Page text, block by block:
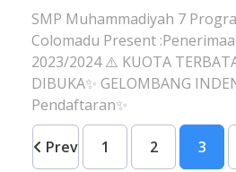
SMP Muhammadiyah 7
Colomadu Present
2023/2024 ⚠️ KUOTA
DIBUKA✨ GELOMBANG
Pendaftaran✨
Prev 1 2 3